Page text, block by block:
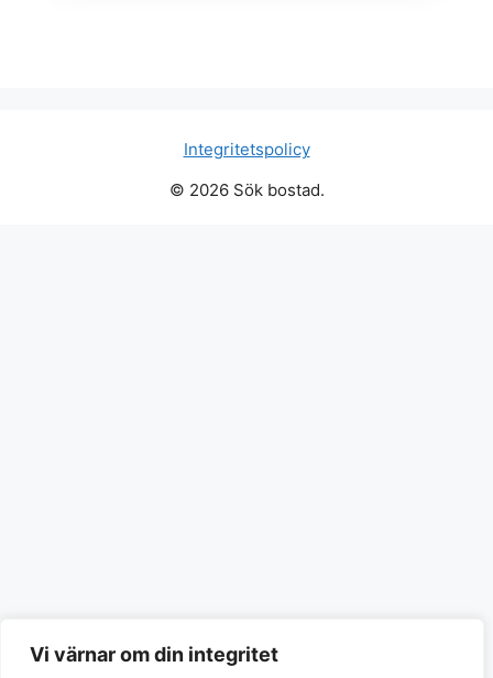
Vi värnar om din integritet
Integritetspolicy
© 2026 Sök bostad.